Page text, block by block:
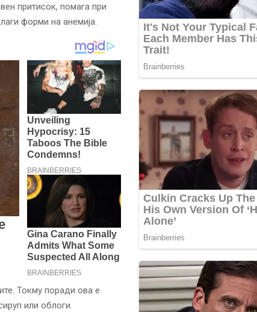
притисок, помага при
форми на анемија.
Токму поради ова е
или облоги.